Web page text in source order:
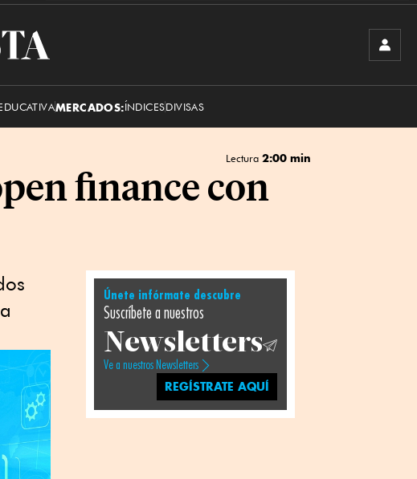
MERCADOS:ÍNDICESDIVISAS
Lectura 2:00 min
finance con
Únete infórmate descubre
Suscríbete a nuestros
Newsletters
Ve a nuestros Newsletters
REGÍSTRATE AQUÍ